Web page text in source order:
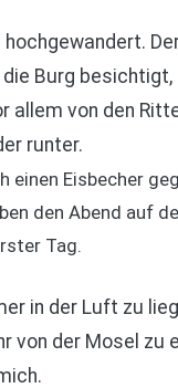
Burg
allem von den
runter.
einen Eisbecher
den Abend auf
Tag.
in der Luft zu
von der Mosel zu